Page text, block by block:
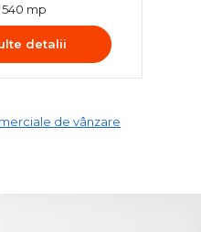
540 mp
detalii
de vânzare